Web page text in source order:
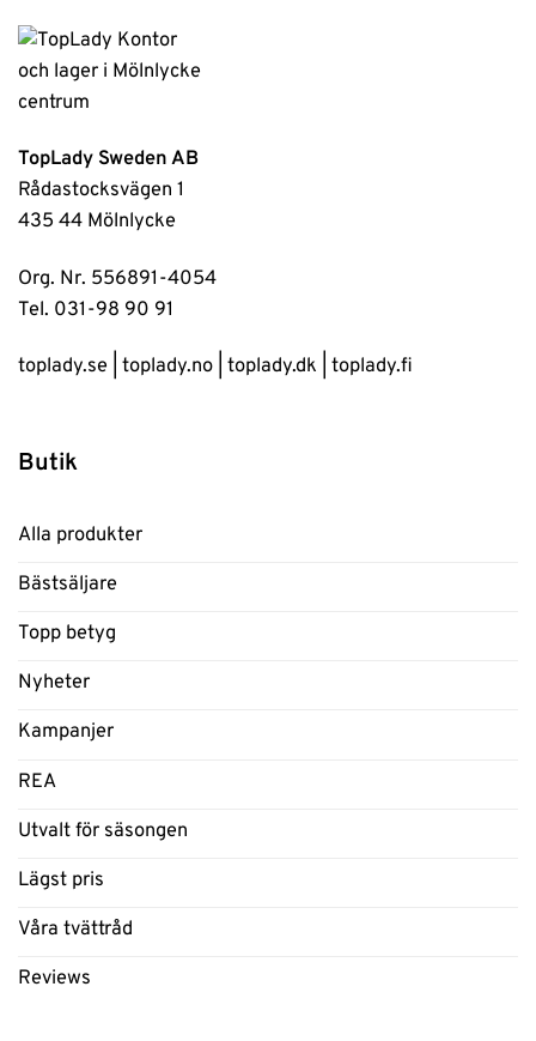
TopLady Sweden AB
Rådastocksvägen 1
435 44 Mölnlycke
Org. Nr. 556891-4054
Tel. 031-98 90 91
toplady.se toplady.no toplady.dk toplady.fi
Butik
Alla produkter
Bästsäljare
Topp betyg
Nyheter
Kampanjer
REA
Utvalt för säsongen
Lägst pris
Våra tvättråd
Reviews